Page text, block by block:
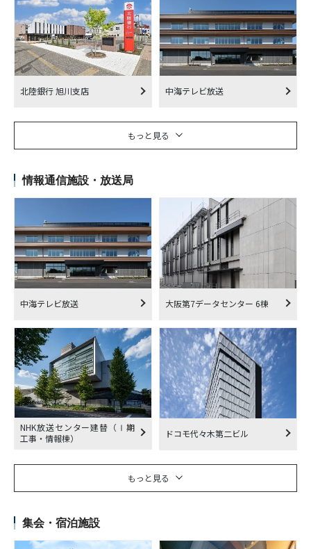
北陸銀行 旭川支店 中海テレビ放送
もっと見る
情報通信施設・放送局
中海テレビ放送 大阪第7データセンター 6棟
NHK放送センター建替（Ⅰ期
工事・情報棟）
ドコモ代々木第二ビル
もっと見る
集会・宿泊施設